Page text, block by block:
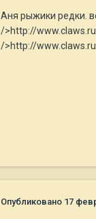
Аня рыжики редки.
/>http://
/>http://
Опубликовано 17